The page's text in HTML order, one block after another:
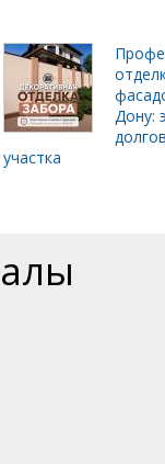
Дону:
участка